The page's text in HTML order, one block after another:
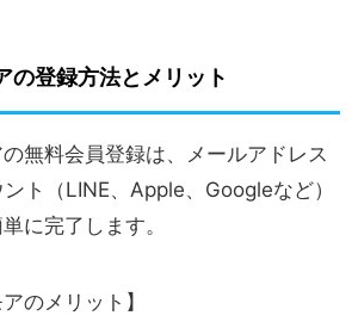
の登録方法とメリット
無料会員登録は、メールアドレス
ト（LINE、Apple、Googleなど）
に完了します。
のメリット】